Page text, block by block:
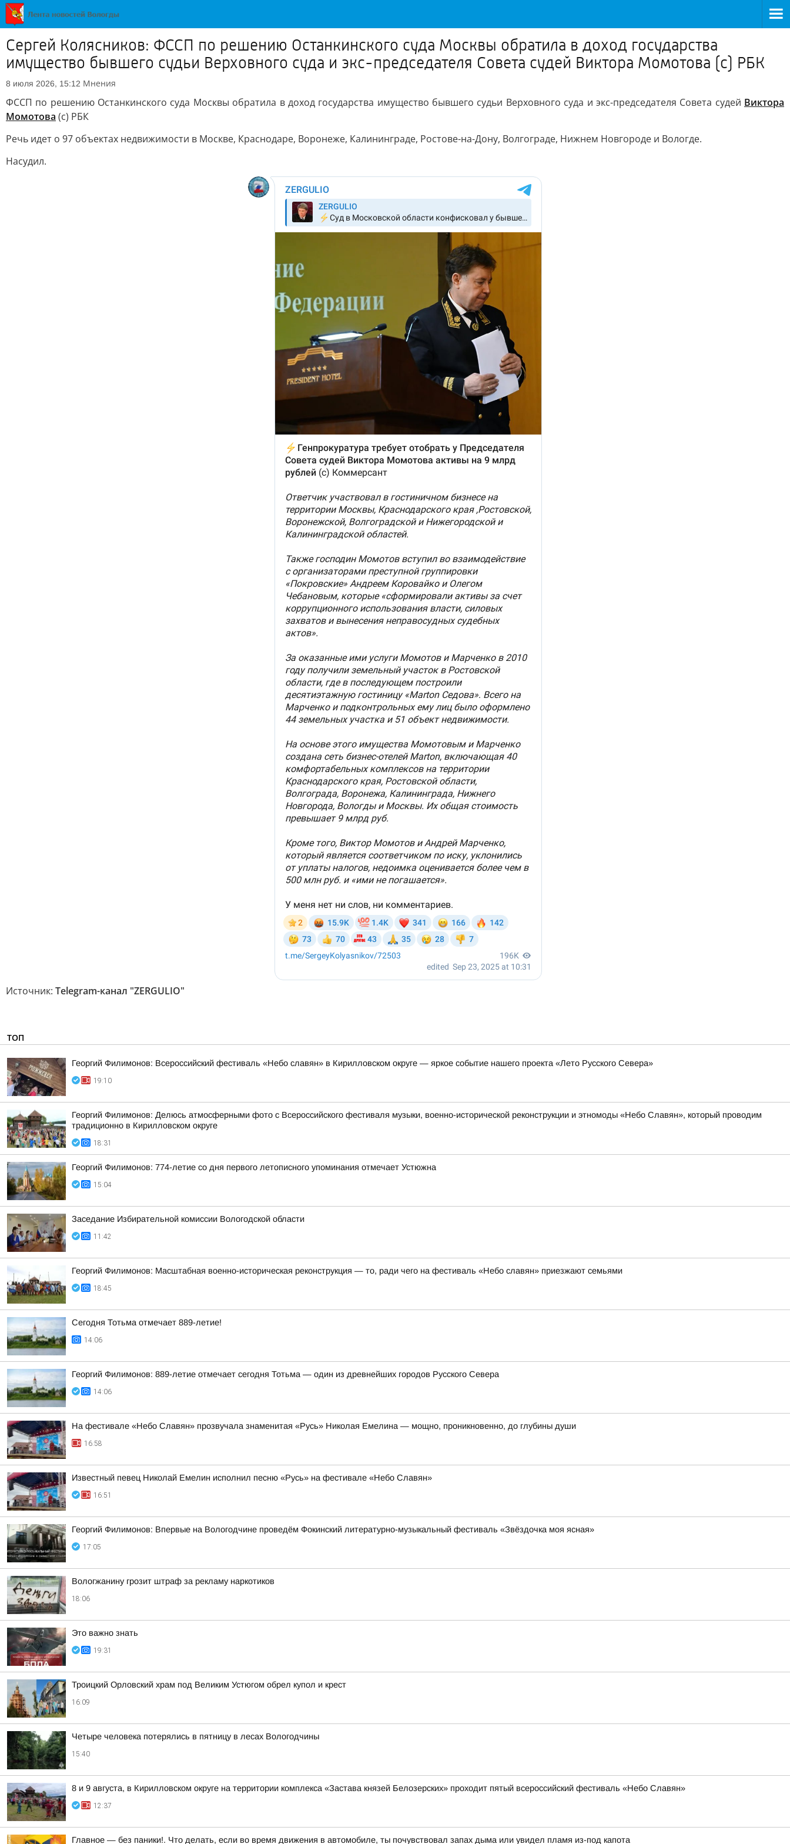
Сергей Колясников: ФССП по решению Останкинского суда Москвы обратила в доход государства
имущество бывшего судьи Верховного суда и экс-председателя Совета судей Виктора Момотова (с) РБК
8 июля 2026, 15:12 Мнения
ФССП по решению Останкинского суда Москвы обратила в доход государства имущество бывшего судьи Верховного суда и экс-председателя Совета судей Виктора
Момотова (с) РБК
Речь идет о 97 объектах недвижимости в Москве, Краснодаре, Воронеже, Калининграде, Ростове-на-Дону, Волгограде, Нижнем Новгороде и Вологде.
Насудил.
Источник: Telegram-канал "ZERGULIO"
ТОП
Георгий Филимонов: Всероссийский фестиваль «Небо славян» в Кирилловском округе — яркое событие нашего проекта «Лето Русского Севера»
19:10
Георгий Филимонов: Делюсь атмосферными фото с Всероссийского фестиваля музыки, военно-исторической реконструкции и этномоды «Небо Славян», который проводим
традиционно в Кирилловском округе
18:31
Георгий Филимонов: 774-летие со дня первого летописного упоминания отмечает Устюжна
15:04
Заседание Избирательной комиссии Вологодской области
11:42
Георгий Филимонов: Масштабная военно-историческая реконструкция — то, ради чего на фестиваль «Небо славян» приезжают семьями
18:45
Сегодня Тотьма отмечает 889-летие!
14:06
Георгий Филимонов: 889-летие отмечает сегодня Тотьма — один из древнейших городов Русского Севера
14:06
На фестивале «Небо Славян» прозвучала знаменитая «Русь» Николая Емелина — мощно, проникновенно, до глубины души
16:58
Известный певец Николай Емелин исполнил песню «Русь» на фестивале «Небо Славян»
16:51
Георгий Филимонов: Впервые на Вологодчине проведём Фокинский литературно-музыкальный фестиваль «Звёздочка моя ясная»
17:05
Вологжанину грозит штраф за рекламу наркотиков
18:06
Это важно знать
19:31
Троицкий Орловский храм под Великим Устюгом обрел купол и крест
16:09
Четыре человека потерялись в пятницу в лесах Вологодчины
15:40
8 и 9 августа, в Кирилловском округе на территории комплекса «Застава князей Белозерских» проходит пятый всероссийский фестиваль «Небо Славян»
12:37
Главное — без паники!. Что делать, если во время движения в автомобиле, ты почувствовал запах дыма или увидел пламя из-под капота